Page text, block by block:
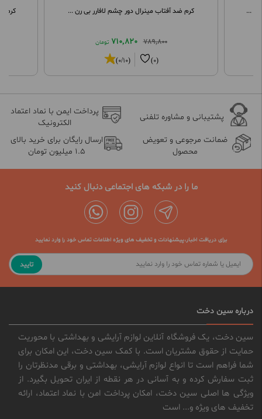
کرم کرم ضد آفتاب مینرال دور چشم لافارر بی رن ...
789,800
710,820 تومان
(0)
(0/10)
ر ...
پشتیبانی و مشاوره تلفنی
پرداخت ایمن با نماد اعتماد
الکترونیک
ضمانت مرجوعی و تعویض
محصول
ارسال رایگان برای خرید بالای
1.5 میلیون تومان
ما را در شبکه های اجتماعی دنبال کنید
برای دریافت اخبار،پیشنهادات و تخفیف های ویژه اطلاعات تماس خود را وارد نمایید
تایید
درباره سین دخت
سین دخت، یک فروشگاه آنلاین لوازم آرایشی و بهداشتی با محوریت
حمایت از حقوق مشتریان است. با کمک سین دخت، این امکان برای
شما فراهم است تا انواع لوازم آرایشی، بهداشتی و برقی مدنظرتان را
ثبت سفارش کرده و به آسانی در هر نقطه از ایران تحویل بگیرد. از
ویژگی ها اصلی سین دخت، امکان پرداخت امن با نماد اعتماد، ارائه
تخفیف های ویژه و... است